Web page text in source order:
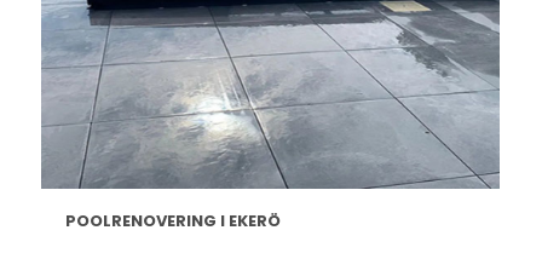
POOLRENOVERING I EKERÖ